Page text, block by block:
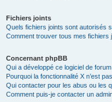
Fichiers joints
Quels fichiers joints sont autorisés
Comment trouver tous mes fichiers
Concernant phpBB
Qui a développé ce logiciel de
Pourquoi la fonctionnalité X n’est
Qui contacter pour les abus ou les
Comment puis-je contacter un